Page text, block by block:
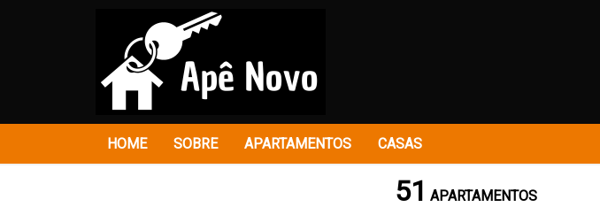
HOME SOBRE APARTAMENTOS CASAS
51 APARTAMENTOS